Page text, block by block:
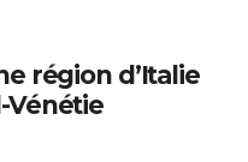
région d’Italie
Vénétie